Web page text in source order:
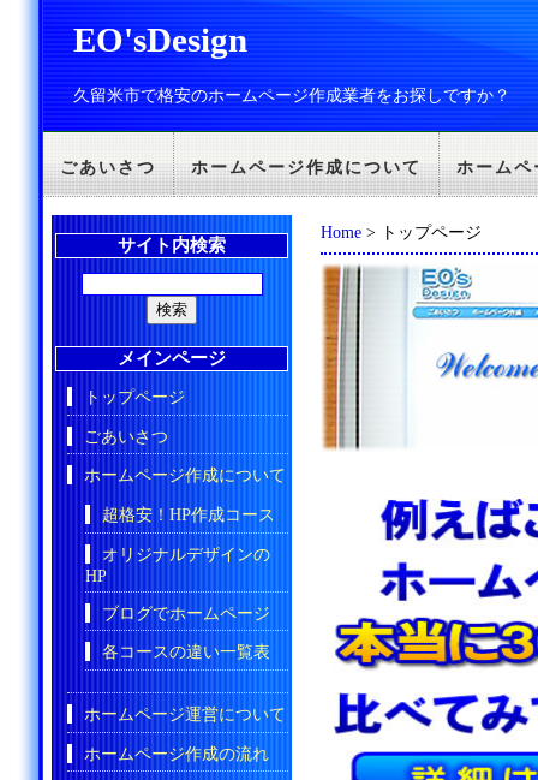
EO'sDesign
久留米市で格安のホームページ作成業者をお探しですか？
ごあいさつ ホームページ作成について ホームペ
Home > トップページ
サイト内検索
メインページ
トップページ
ごあいさつ
ホームページ作成について
超格安！HP作成コース
オリジナルデザインの
HP
ブログでホームページ
各コースの違い一覧表
ホームページ運営について
ホームページ作成の流れ